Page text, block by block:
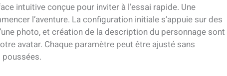
intuitive conçue pour inviter à l’essai rapide. Une
l’aventure. La configuration initiale s’appuie sur des
photo, et création de la description du personnage sont
avatar. Chaque paramètre peut être ajusté sans